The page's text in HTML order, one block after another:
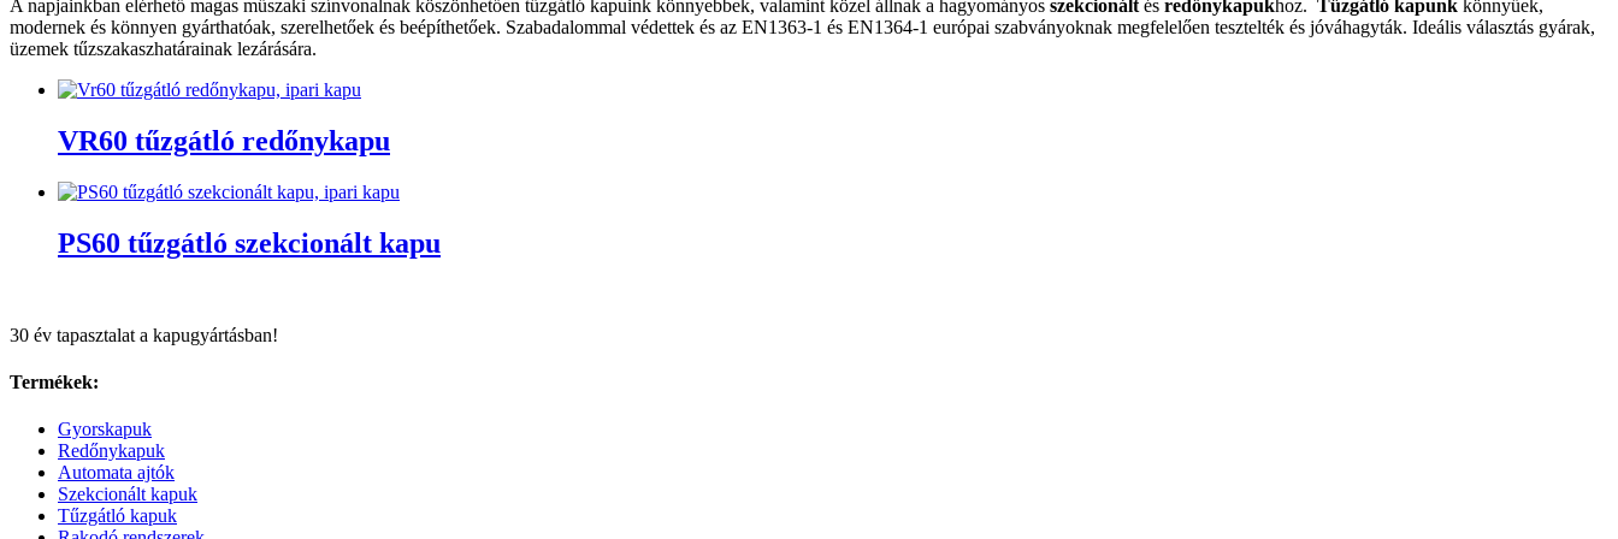
A napjainkban elérhető magas műszaki színvonalnak köszönhetően tűzgátló kapuink könnyebbek, valamint közel állnak a hagyományos szekcionált és redőnykapukhoz. Tűzgátló kapunk könnyűek,
modernek és könnyen gyárthatóak, szerelhetőek és beépíthetőek. Szabadalommal védettek és az EN1363-1 és EN1364-1 európai szabványoknak megfelelően tesztelték és jóváhagyták. Ideális választás gyárak,
üzemek tűzszakaszhatárainak lezárására.
VR60 tűzgátló redőnykapu
PS60 tűzgátló szekcionált kapu
30 év tapasztalat a kapugyártásban!
Termékek:
Gyorskapuk
Redőnykapuk
Automata ajtók
Szekcionált kapuk
Tűzgátló kapuk